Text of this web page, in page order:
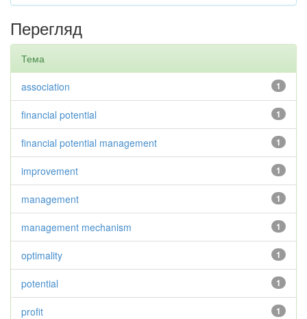
Перегляд
Тема
1
association
1
financial potential
1
financial potential management
1
improvement
1
management
1
management mechanism
1
optimality
1
potential
1
profit